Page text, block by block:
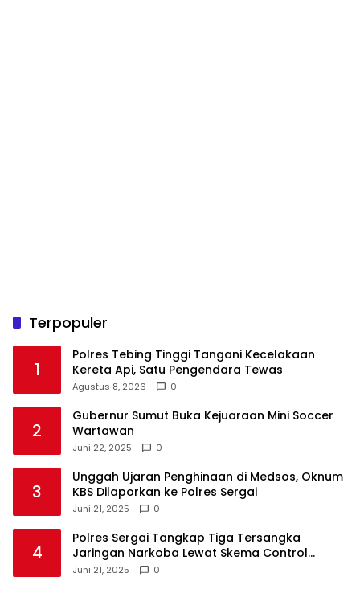
Terpopuler
1
Polres Tebing Tinggi Tangani Kecelakaan
Kereta Api, Satu Pengendara Tewas
Agustus 8, 2026 0
2
Gubernur Sumut Buka Kejuaraan Mini Soccer
Wartawan
Juni 22, 2025 0
3
Unggah Ujaran Penghinaan di Medsos, Oknum
KBS Dilaporkan ke Polres Sergai
Juni 21, 2025 0
4
Polres Sergai Tangkap Tiga Tersangka
Jaringan Narkoba Lewat Skema Control
Delivery
Juni 21, 2025 0